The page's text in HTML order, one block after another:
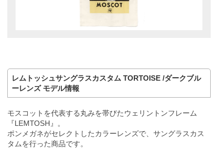
レムトッシュサングラスカスタム TORTOISE /ダークブル
ーレンズ モデル情報
モスコットを代表する丸みを帯びたウェリントンフレーム
『LEMTOSH』。
ポンメガネがセレクトしたカラーレンズで、サングラスカス
タムを行った商品です。